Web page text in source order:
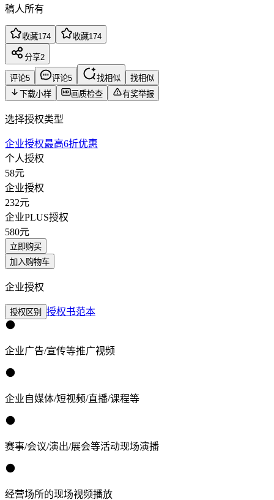
稿人所有
收藏174 收藏174
分享2
评论5 评论5 找相似
找相似
下载小样
画质检查 有奖举报
选择授权类型
企业授权最高6折优惠
个人授权
58元
企业授权
232元
企业PLUS授权
580元
立即购买
加入购物车
企业授权
授权区别 授权书范本
企业广告/宣传等推广视频
企业自媒体/短视频/直播/课程等
赛事/会议/演出/展会等活动现场演播
经营场所的现场视频播放